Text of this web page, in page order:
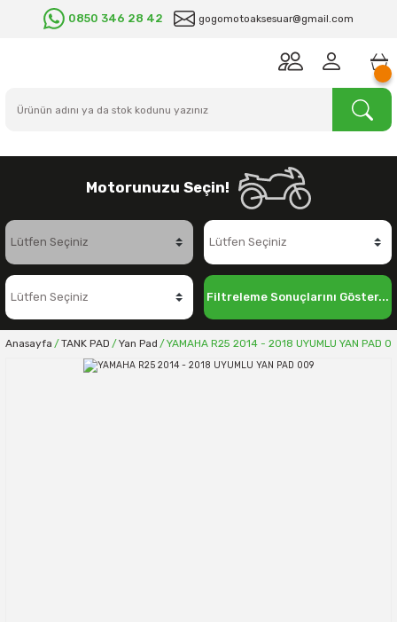
0850 346 28 42 gogomotoaksesuar@gmail.com
Motorunuzu Seçin!
Filtreleme Sonuçlarını Göster...
Anasayfa TANK PAD Yan Pad YAMAHA R25 2014 - 2018 UYUMLU YAN PAD